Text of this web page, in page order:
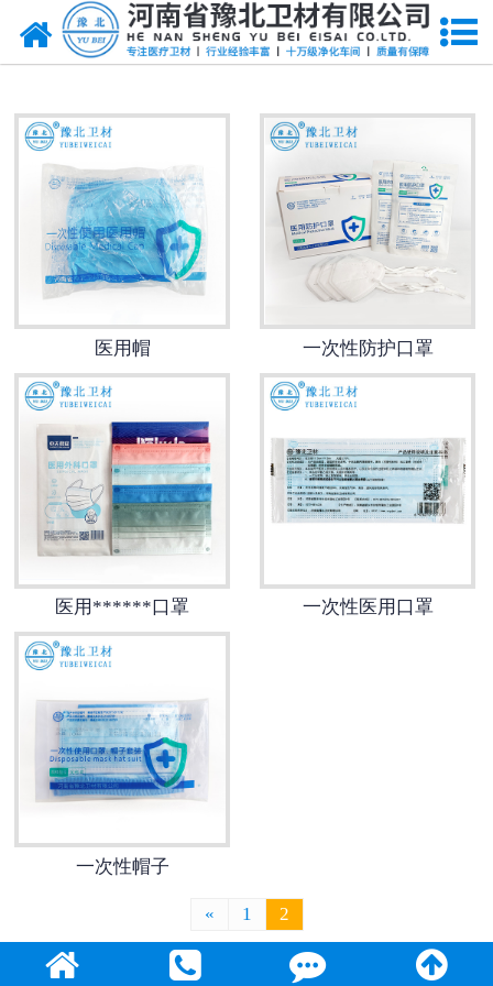
网站首页
医用纱布
无纺布
医用棉签
显影纱布
医用口罩帽
医用手套
防护用品
医用帽 一次性防护口罩
医用******口罩 一次性医用口罩
一次性帽子
« 1 2